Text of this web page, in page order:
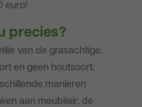
euro!
precies?
van de grasachtige.
en geen houtsoort.
manieren
aan meubilair, de